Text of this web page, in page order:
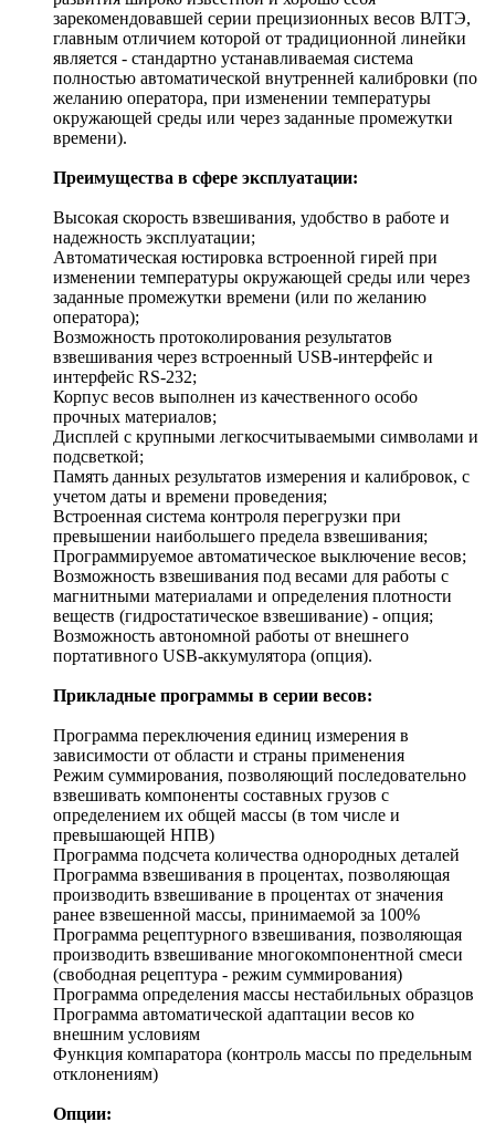
зарекомендовавшей серии прецизионных весов ВЛТЭ,
главным отличием которой от традиционной линейки
является - стандартно устанавливаемая система
полностью автоматической внутренней калибровки (по
желанию оператора, при изменении температуры
окружающей среды или через заданные промежутки
времени).
Преимущества в сфере эксплуатации:
Высокая скорость взвешивания, удобство в работе и
надежность эксплуатации;
Автоматическая юстировка встроенной гирей при
изменении температуры окружающей среды или через
заданные промежутки времени (или по желанию
оператора);
Возможность протоколирования результатов
взвешивания через встроенный USB-интерфейс и
интерфейс RS-232;
Корпус весов выполнен из качественного особо
прочных материалов;
Дисплей с крупными легкосчитываемыми символами и
подсветкой;
Память данных результатов измерения и калибровок, с
учетом даты и времени проведения;
Встроенная система контроля перегрузки при
превышении наибольшего предела взвешивания;
Программируемое автоматическое выключение весов;
Возможность взвешивания под весами для работы с
магнитными материалами и определения плотности
веществ (гидростатическое взвешивание) - опция;
Возможность автономной работы от внешнего
портативного USB-аккумулятора (опция).
Прикладные программы в серии весов:
Программа переключения единиц измерения в
зависимости от области и страны применения
Режим суммирования, позволяющий последовательно
взвешивать компоненты составных грузов с
определением их общей массы (в том числе и
превышающей НПВ)
Программа подсчета количества однородных деталей
Программа взвешивания в процентах, позволяющая
производить взвешивание в процентах от значения
ранее взвешенной массы, принимаемой за 100%
Программа рецептурного взвешивания, позволяющая
производить взвешивание многокомпонентной смеси
(свободная рецептура - режим суммирования)
Программа определения массы нестабильных образцов
Программа автоматической адаптации весов ко
внешним условиям
Функция компаратора (контроль массы по предельным
отклонениям)
Опции: